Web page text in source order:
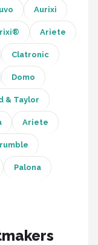
Aurixi
Ariete
Clatronic
Domo
& Taylor
Ariete
Palona